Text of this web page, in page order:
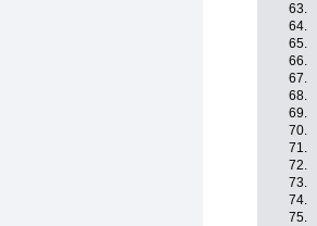
63.
64.
65.
66.
67.
68.
69.
70.
71.
72.
73.
74.
75.